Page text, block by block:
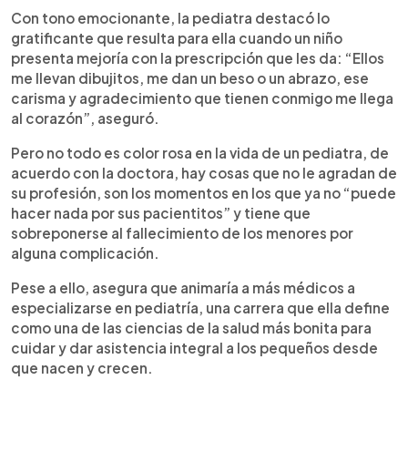
Con tono emocionante, la pediatra destacó lo
gratificante que resulta para ella cuando un niño
presenta mejoría con la prescripción que les da: “Ellos
me llevan dibujitos, me dan un beso o un abrazo, ese
carisma y agradecimiento que tienen conmigo me llega
al corazón”, aseguró.
Pero no todo es color rosa en la vida de un pediatra, de
acuerdo con la doctora, hay cosas que no le agradan de
su profesión, son los momentos en los que ya no “puede
hacer nada por sus pacientitos” y tiene que
sobreponerse al fallecimiento de los menores por
alguna complicación.
Pese a ello, asegura que animaría a más médicos a
especializarse en pediatría, una carrera que ella define
como una de las ciencias de la salud más bonita para
cuidar y dar asistencia integral a los pequeños desde
que nacen y crecen.